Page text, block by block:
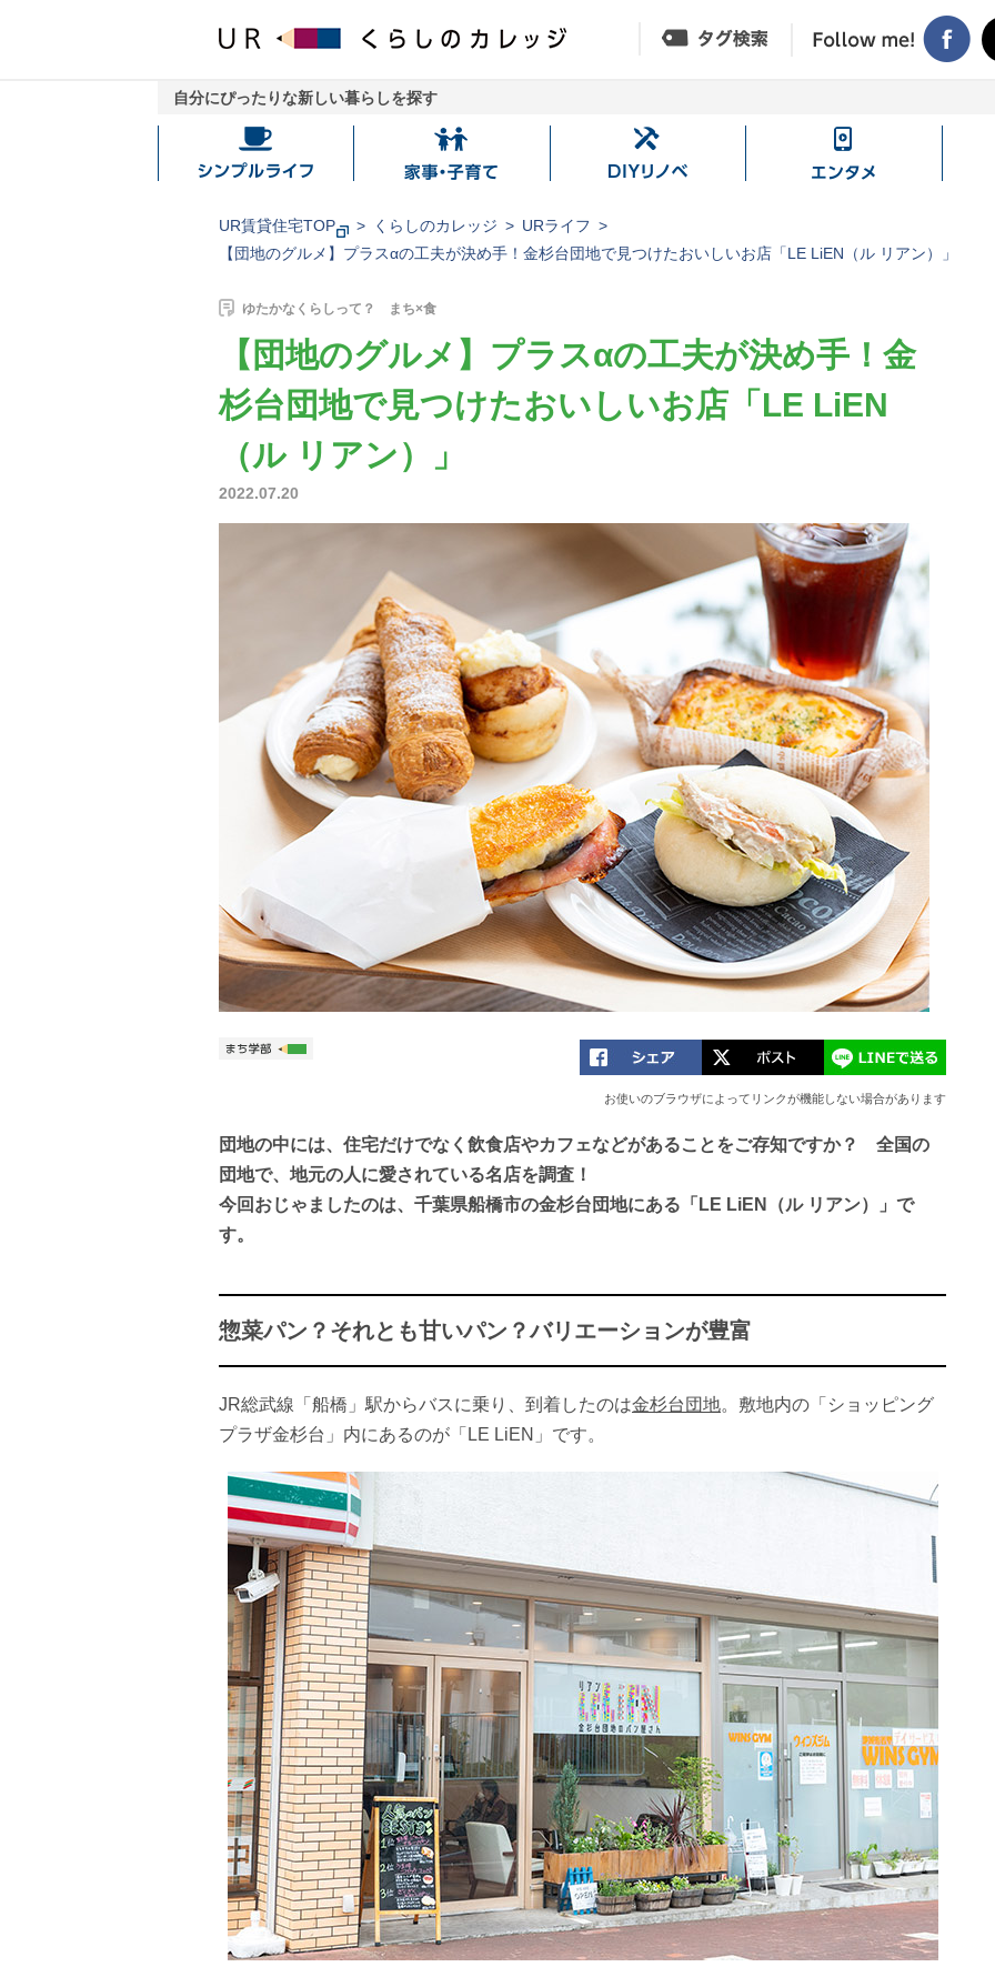
自分にぴったりな新しい暮らしを探す
シ
プ
ル
家
子
育
DIY
ベ
エ
メ
UR賃貸住宅TOP くらしのカレッジ
URライフ
【団地のグルメ】プラスαの工夫が決め手！金杉台団地で見つけたおいしいお店「LE LiEN（ル リアン）」
ゆたかなくらしって？ まち×食
【団地のグルメ】プラスαの工夫が決め手！金
杉台団地で見つけたおいしいお店「LE LiEN
（ル リアン）」
2022.07.20
お使いのブラウザによってリンクが機能しない場合があります
団地の中には、住宅だけでなく飲食店やカフェなどがあることをご存知ですか？ 全国の
団地で、地元の人に愛されている名店を調査！
今回おじゃましたのは、千葉県船橋市の金杉台団地にある「LE LiEN（ル リアン）」で
す。
惣菜パン？それとも甘いパン？バリエーションが豊富
JR総武線「船橋」駅からバスに乗り、到着したのは金杉台団地。敷地内の「ショッピング
プラザ金杉台」内にあるのが「LE LiEN」です。